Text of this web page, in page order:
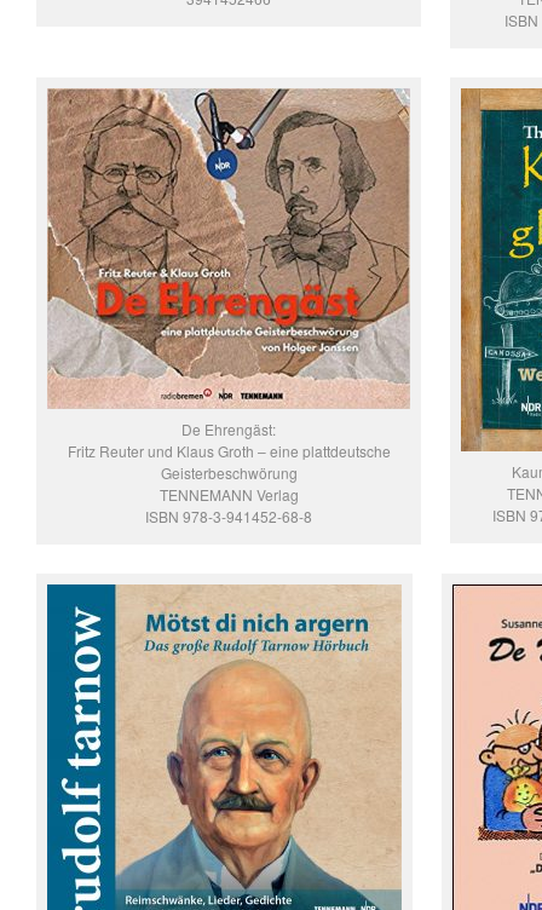
De Ehrengäst:
Fritz Reuter und Klaus Groth – eine plattdeutsche
Geisterbeschwörung
TENNEMANN Verlag
ISBN 978-3-941452-68-8
ISBN